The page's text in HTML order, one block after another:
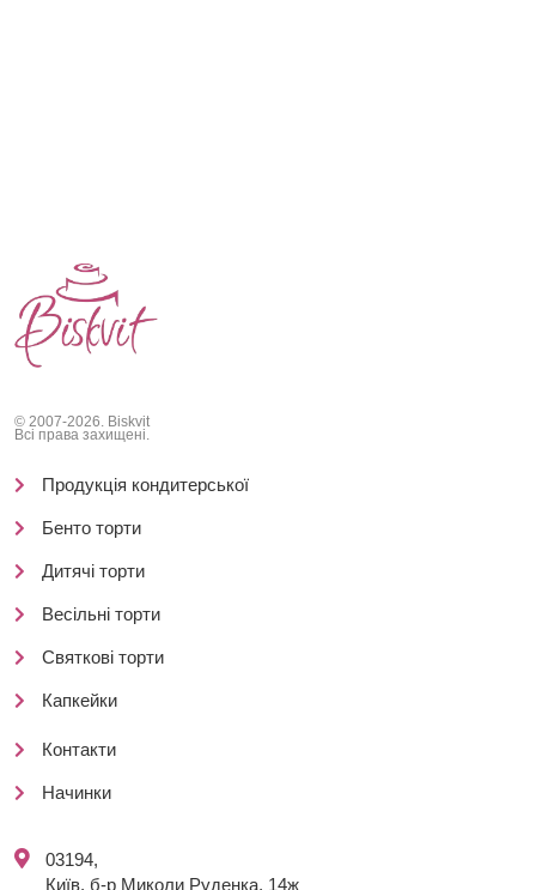
© 2007-2026. Biskvit
Всі права захищені.
Продукція кондитерської
Бенто торти
Дитячі торти
Весільні торти
Святкові торти
Капкейки
Контакти
Начинки
03194,
Київ, б-р Миколи Руденка, 14ж